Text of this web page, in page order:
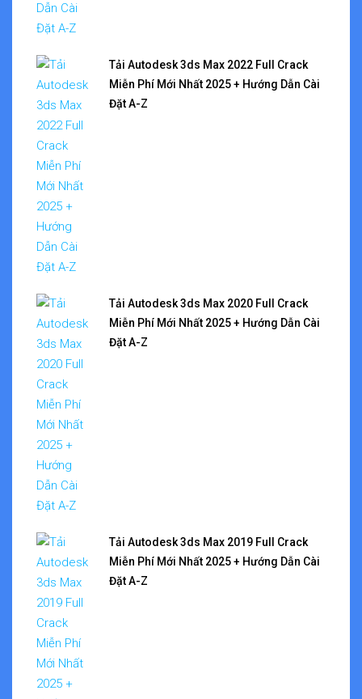
Tải Autodesk 3ds Max 2022 Full Crack
Miễn Phí Mới Nhất 2025 + Hướng Dẫn Cài
Đặt A-Z
Tải Autodesk 3ds Max 2020 Full Crack
Miễn Phí Mới Nhất 2025 + Hướng Dẫn Cài
Đặt A-Z
Tải Autodesk 3ds Max 2019 Full Crack
Miễn Phí Mới Nhất 2025 + Hướng Dẫn Cài
Đặt A-Z